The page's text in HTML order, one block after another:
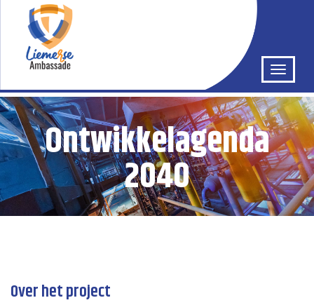
Ontwikkelagenda
2040
Over het project